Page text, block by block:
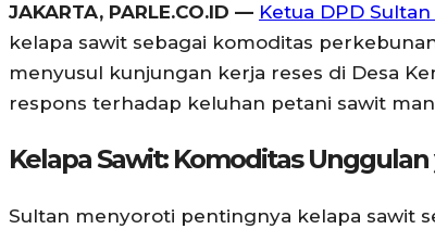
JAKARTA, PARLE.CO.ID — Ketua DPD
kelapa sawit sebagai komoditas
menyusul kunjungan kerja reses di Desa
respons terhadap keluhan petani sawit
Kelapa Sawit: Komoditas
Sultan menyoroti pentingnya kelapa sawit